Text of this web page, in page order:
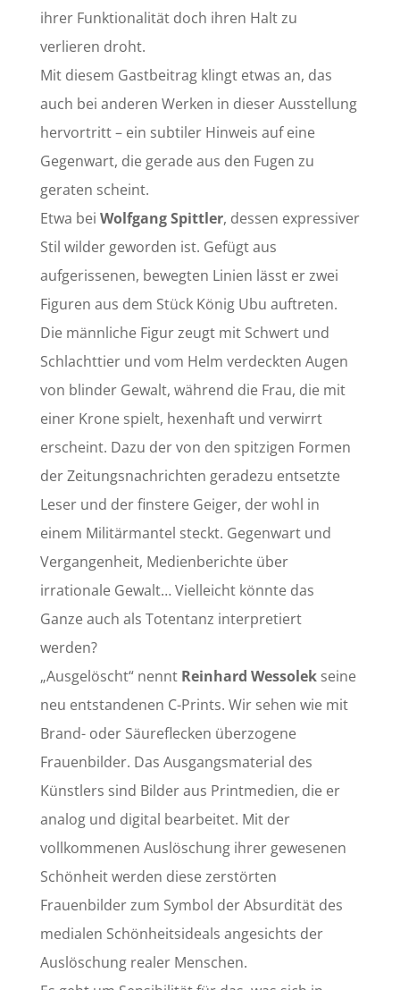
ihrer Funktionalität doch ihren Halt zu
verlieren droht.
Mit diesem Gastbeitrag klingt etwas an, das
auch bei anderen Werken in dieser Ausstellung
hervortritt – ein subtiler Hinweis auf eine
Gegenwart, die gerade aus den Fugen zu
geraten scheint.
Etwa bei Wolfgang Spittler, dessen expressiver
Stil wilder geworden ist. Gefügt aus
aufgerissenen, bewegten Linien lässt er zwei
Figuren aus dem Stück König Ubu auftreten.
Die männliche Figur zeugt mit Schwert und
Schlachttier und vom Helm verdeckten Augen
von blinder Gewalt, während die Frau, die mit
einer Krone spielt, hexenhaft und verwirrt
erscheint. Dazu der von den spitzigen Formen
der Zeitungsnachrichten geradezu entsetzte
Leser und der finstere Geiger, der wohl in
einem Militärmantel steckt. Gegenwart und
Vergangenheit, Medienberichte über
irrationale Gewalt… Vielleicht könnte das
Ganze auch als Totentanz interpretiert
werden?
„Ausgelöscht“ nennt Reinhard Wessolekseine
neu entstandenen C-Prints. Wir sehen wie mit
Brand- oder Säureflecken überzogene
Frauenbilder. Das Ausgangsmaterial des
Künstlers sind Bilder aus Printmedien, die er
analog und digital bearbeitet. Mit der
vollkommenen Auslöschung ihrer gewesenen
Schönheit werden diese zerstörten
Frauenbilder zum Symbol der Absurdität des
medialen Schönheitsideals angesichts der
Auslöschung realer Menschen.